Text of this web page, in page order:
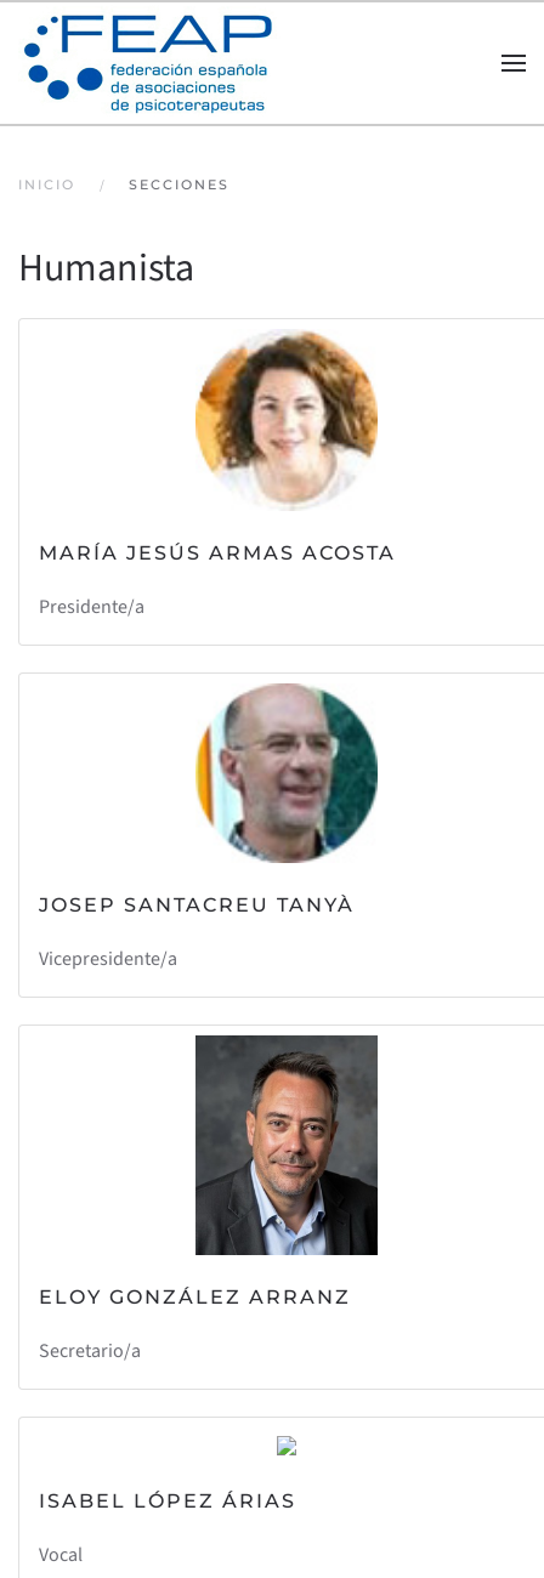
Skip to main content
INICIO SECCIONES
Humanista
MARÍA JESÚS ARMAS ACOSTA
Presidente/a
JOSEP SANTACREU TANYÀ
Vicepresidente/a
ELOY GONZÁLEZ ARRANZ
Secretario/a
ISABEL LÓPEZ ÁRIAS
Vocal